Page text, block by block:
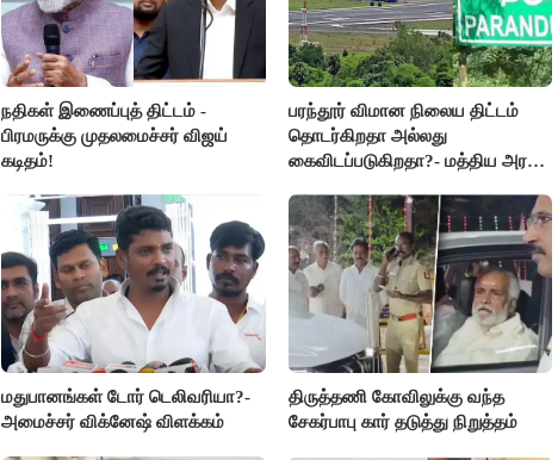
நதிகள் இணைப்புத் திட்டம் -
பிரமருக்கு முதலமைச்சர் விஜய்
கடிதம்!
பரந்தூர் விமான நிலைய திட்டம்
தொடர்கிறதா அல்லது
கைவிடப்படுகிறதா?- மத்திய அரசு
மதுபானங்கள் டோர் டெலிவரியா?-
அமைச்சர் விக்னேஷ் விளக்கம்
திருத்தணி கோவிலுக்கு வந்த
சேகர்பாபு கார் தடுத்து நிறுத்தம்